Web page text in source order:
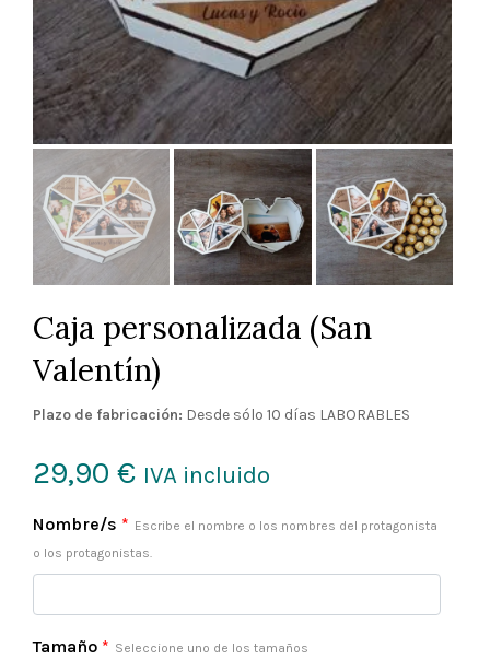
Caja personalizada (San
Valentín)
Plazo de fabricación: Desde sólo 10 días LABORABLES
29,90 € IVA incluido
Nombre/s * Escribe el nombre o los nombres del protagonista
o los protagonistas.
Tamaño * Seleccione uno de los tamaños